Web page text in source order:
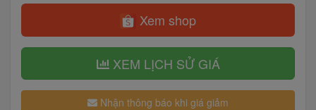
Xem shop
XEM LỊCH SỬ GIÁ
Nhận thông báo khi giá giảm